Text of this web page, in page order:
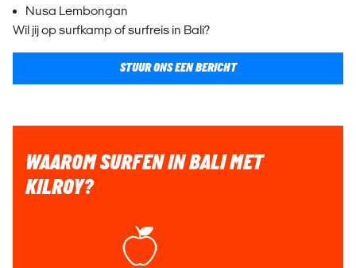
Nusa Lembongan
Wil jij op surfkamp of surfreis in Bali?
STUUR ONS EEN BERICHT
WAAROM SURFEN IN BALI MET
KILROY?